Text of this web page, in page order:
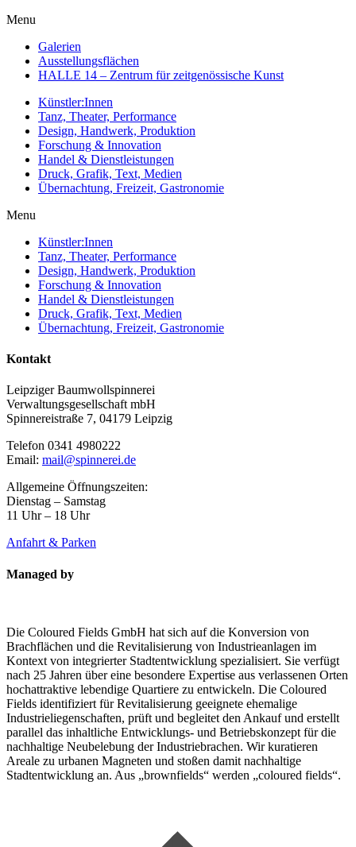
Menu
Galerien
Ausstellungsflächen
HALLE 14 – Zentrum für zeitgenössische Kunst
Künstler:Innen
Tanz, Theater, Performance
Design, Handwerk, Produktion
Forschung & Innovation
Handel & Dienstleistungen
Druck, Grafik, Text, Medien
Übernachtung, Freizeit, Gastronomie
Menu
Künstler:Innen
Tanz, Theater, Performance
Design, Handwerk, Produktion
Forschung & Innovation
Handel & Dienstleistungen
Druck, Grafik, Text, Medien
Übernachtung, Freizeit, Gastronomie
Kontakt
Leipziger Baumwollspinnerei
Verwaltungsgesellschaft mbH
Spinnereistraße 7, 04179 Leipzig
Telefon 0341 4980222
Email: mail@spinnerei.de
Allgemeine Öffnungszeiten:
Dienstag – Samstag
11 Uhr – 18 Uhr
Anfahrt & Parken
Managed by
Die Coloured Fields GmbH hat sich auf die Konversion von
Brachflächen und die Revitalisierung von Industrieanlagen im
Kontext von integrierter Stadtentwicklung spezialisiert. Sie verfügt
nach 25 Jahren über eine besondere Expertise aus verlassenen Orten
hochattraktive lebendige Quartiere zu entwickeln. Die Coloured
Fields identifiziert für Revitalisierung geeignete ehemalige
Industrieliegenschaften, prüft und begleitet den Ankauf und erstellt
parallel das inhaltliche Entwicklungs- und Betriebskonzept für die
nachhaltige Neubelebung der Industriebrachen. Wir kuratieren
Areale zu urbanen Magneten und stoßen damit nachhaltige
Stadtentwicklung an. Aus „brownfields“ werden „coloured fields“.